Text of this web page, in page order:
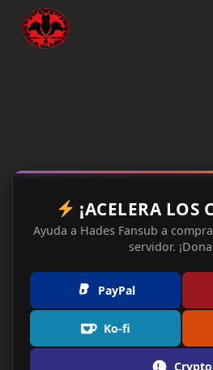
¡ACELERA LOS
Ayuda a Hades Fansub a
servidor.
PayPal
Ko-fi
Crypto